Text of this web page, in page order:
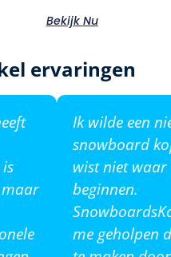
Bekijk Nu
ervaringen
Ik wilde een
snowboard
wist niet waar
beginnen.
me geholpen